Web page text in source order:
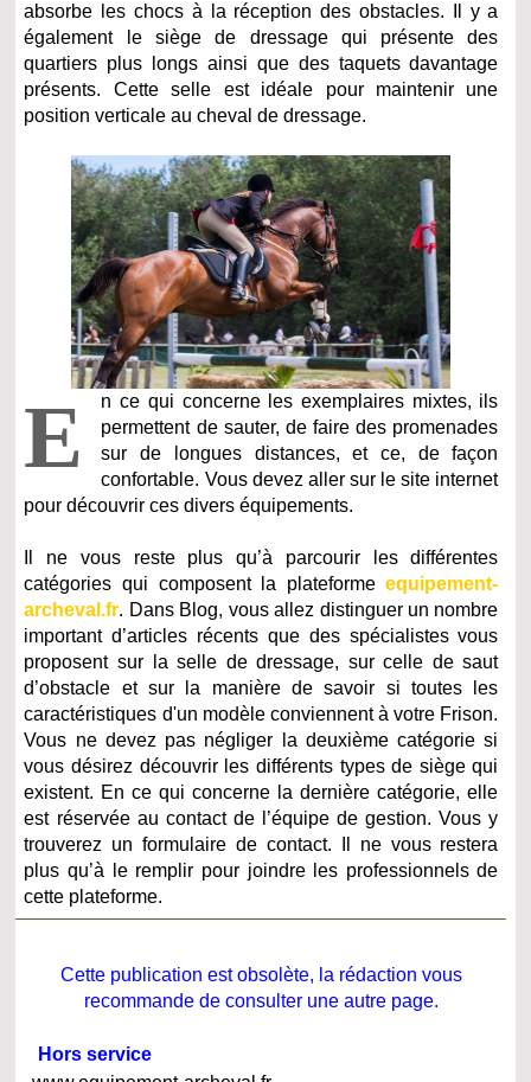
absorbe les chocs à la réception des obstacles. Il y a
également le siège de dressage qui présente des
quartiers plus longs ainsi que des taquets davantage
présents. Cette selle est idéale pour maintenir une
position verticale au cheval de dressage.
E
n ce qui concerne les exemplaires mixtes, ils
permettent de sauter, de faire des promenades
sur de longues distances, et ce, de façon
confortable. Vous devez aller sur le site internet
pour découvrir ces divers équipements.
Il ne vous reste plus qu’à parcourir les différentes
catégories qui composent la plateformeequipement-
archeval.fr. Dans Blog, vous allez distinguer un nombre
important d’articles récents que des spécialistes vous
proposent sur la selle de dressage, sur celle de saut
d’obstacle et sur la manière de savoir si toutes les
caractéristiques d'un modèle conviennent à votre Frison.
Vous ne devez pas négliger la deuxième catégorie si
vous désirez découvrir les différents types de siège qui
existent. En ce qui concerne la dernière catégorie, elle
est réservée au contact de l’équipe de gestion. Vous y
trouverez un formulaire de contact. Il ne vous restera
plus qu’à le remplir pour joindre les professionnels de
cette plateforme.
Cette publication est obsolète, la rédaction vous
recommande de consulter une autre page.
Hors service